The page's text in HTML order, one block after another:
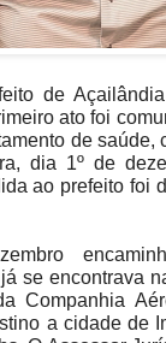
de
ato foi
de saúde,
dia 1º de
ao prefeito foi
se encontrava
Companhia
a cidade de